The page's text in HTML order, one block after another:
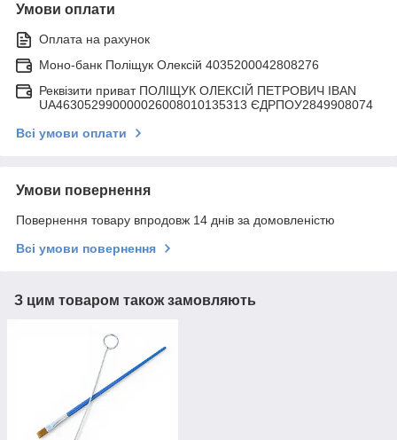
Умови оплати
Оплата на рахунок
Моно-банк Поліщук Олексій 4035200042808276
Реквізити приват ПОЛІЩУК ОЛЕКСІЙ ПЕТРОВИЧ IBAN
UA463052990000026008010135313 ЄДРПОУ2849908074
Всі умови оплати
Умови повернення
Повернення товару впродовж 14 днів за домовленістю
Всі умови повернення
З цим товаром також замовляють